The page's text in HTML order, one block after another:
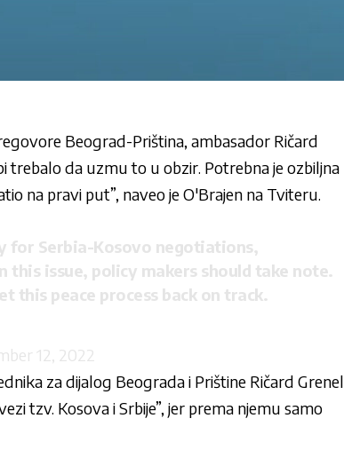
Beograd-Priština, ambasador Ričard
da uzmu to u obzir. Potrebna je ozbiljna
na pravi put”, naveo je O'Brajen na Tviteru.
for Serbia-Kosovo negotiations,
this issue, policy makers should take note.
this peace process back on track.
12, 2022
za dijalog Beograda i Prištine Ričard Grenel
tzv. Kosova i Srbije”, jer prema njemu samo